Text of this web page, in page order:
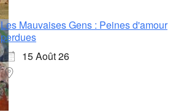
Les Mauvaises Gens : Peines d'amour
perdues
15 Août 26